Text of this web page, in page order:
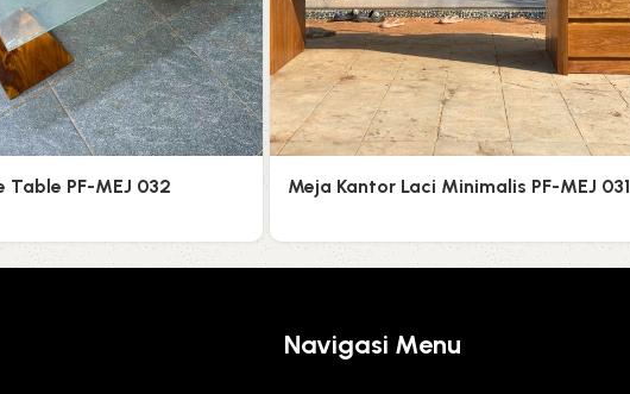
Table PF-MEJ 032 Meja Kantor Laci Minimalis PF-MEJ 031
Navigasi Menu